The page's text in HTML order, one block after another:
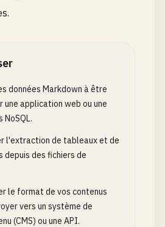
données Markdown à être
une application web ou une
NoSQL.
l'extraction de tableaux et de
depuis des fichiers de
le format de vos contenus
vers un système de
(CMS) ou une API.